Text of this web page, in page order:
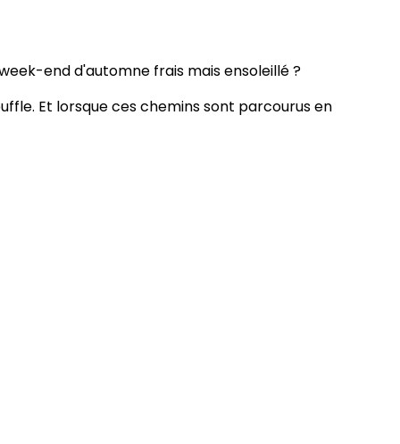
end d'automne frais mais ensoleillé ?
Et lorsque ces chemins sont parcourus en